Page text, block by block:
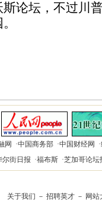
论坛，不过川
网 ·中国商务部 ·中国财经网 ·
尔街日报 ·福布斯 ·芝加哥论坛
关于我们 － 招聘英才 － 网站